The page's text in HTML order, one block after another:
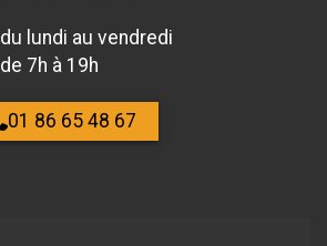
du lundi au vendredi
de 7h à 19h
01 86 65 48 67